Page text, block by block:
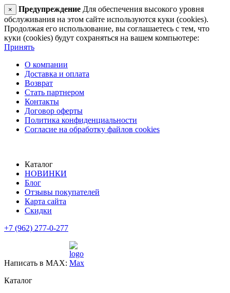
× Предупреждение Для обеспечения высокого уровня
обслуживания на этом сайте используются куки (cookies).
Продолжая его использование, вы соглашаетесь с тем, что
куки (cookies) будут сохраняться на вашем компьютере:
Принять
О компании
Доставка и оплата
Возврат
Стать партнером
Контакты
Договор оферты
Политика конфиденциальности
Согласие на обработку файлов cookies
Каталог
НОВИНКИ
Блог
Отзывы покупателей
Карта сайта
Скидки
+7 (962) 277-0-277
Написать в MAX:
Каталог